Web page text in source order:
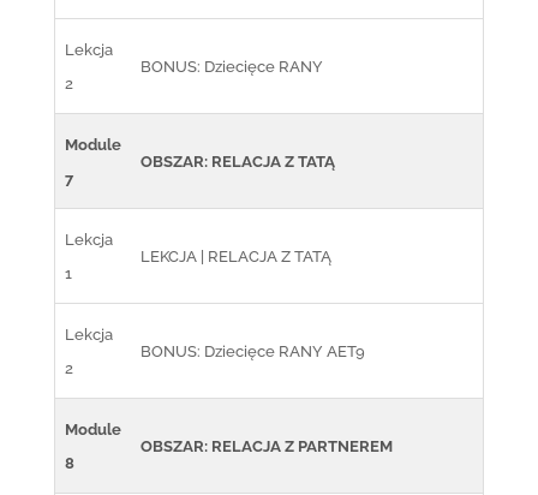
Lekcja
2
BONUS: Dziecięce RANY
Module
7
OBSZAR: RELACJA Z TATĄ
Lekcja
1
LEKCJA | RELACJA Z TATĄ
Lekcja
2
BONUS: Dziecięce RANY AET9
Module
8
OBSZAR: RELACJA Z PARTNEREM